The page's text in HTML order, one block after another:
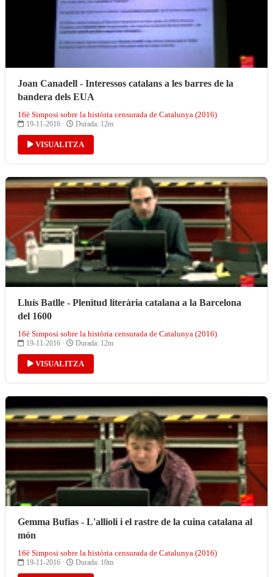
Joan Canadell - Interessos catalans a les barres de la
bandera dels EUA
16è Simposi sobre la història censurada de Catalunya (2016)
19-11-2016 · Durada: 12m
VISUALITZA
Lluís Batlle - Plenitud literària catalana a la Barcelona
del 1600
16è Simposi sobre la història censurada de Catalunya (2016)
19-11-2016 · Durada: 12m
VISUALITZA
Gemma Bufias - L'allioli i el rastre de la cuina catalana al
món
16è Simposi sobre la història censurada de Catalunya (2016)
19-11-2016 · Durada: 10m